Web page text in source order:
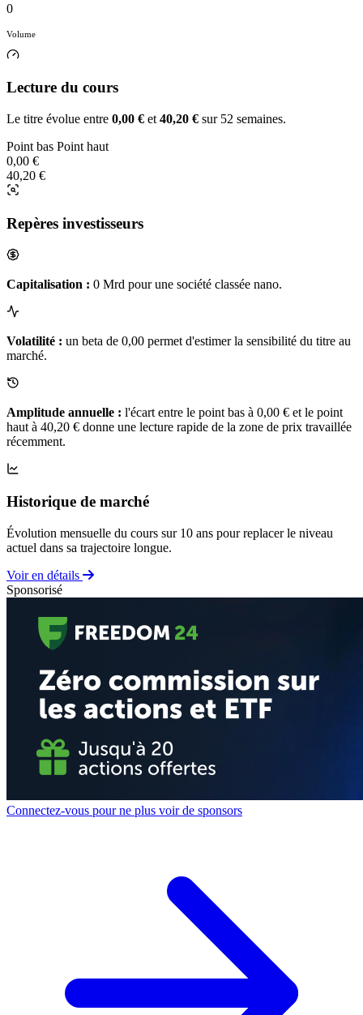
0
Volume
Lecture du cours
Le titre évolue entre 0,00 € et 40,20 € sur 52 semaines.
Point bas Point haut
0,00 €
40,20 €
Repères investisseurs
Capitalisation : 0 Mrd pour une société classée nano.
Volatilité : un beta de 0,00 permet d'estimer la sensibilité du titre au
marché.
Amplitude annuelle : l'écart entre le point bas à 0,00 € et le point
haut à 40,20 € donne une lecture rapide de la zone de prix travaillée
récemment.
Historique de marché
Évolution mensuelle du cours sur 10 ans pour replacer le niveau
actuel dans sa trajectoire longue.
Voir en détails
Sponsorisé
Connectez-vous pour ne plus voir de sponsors